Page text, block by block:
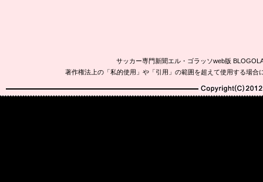
サッカー専門新聞エル・ゴラッソweb版
著作権法上の「私的使用」や「引用」の範囲を超えて使用する場
Copyright(C)2010-